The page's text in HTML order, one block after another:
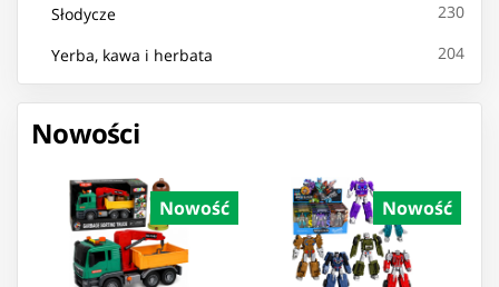
Słodycze 230
Yerba, kawa i herbata 204
Nowości
Nowość Nowość